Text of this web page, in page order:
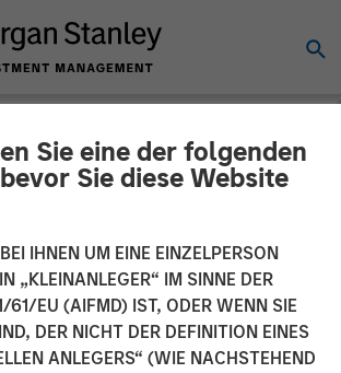
Sie eine der folgenden
Sie diese Website
IHNEN UM EINE EINZELPERSON
„KLEINANLEGER“ IM SINNE DER
61/EU (AIFMD) IST, ODER WENN SIE
DER NICHT DER DEFINITION EINES
ANLEGERS“ (WIE NACHSTEHEND
Podcast: